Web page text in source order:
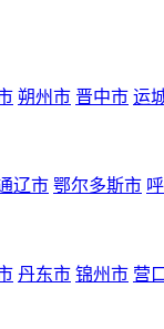
朔州市 晋中市 运
辽市 鄂尔多斯市
丹东市 锦州市 营